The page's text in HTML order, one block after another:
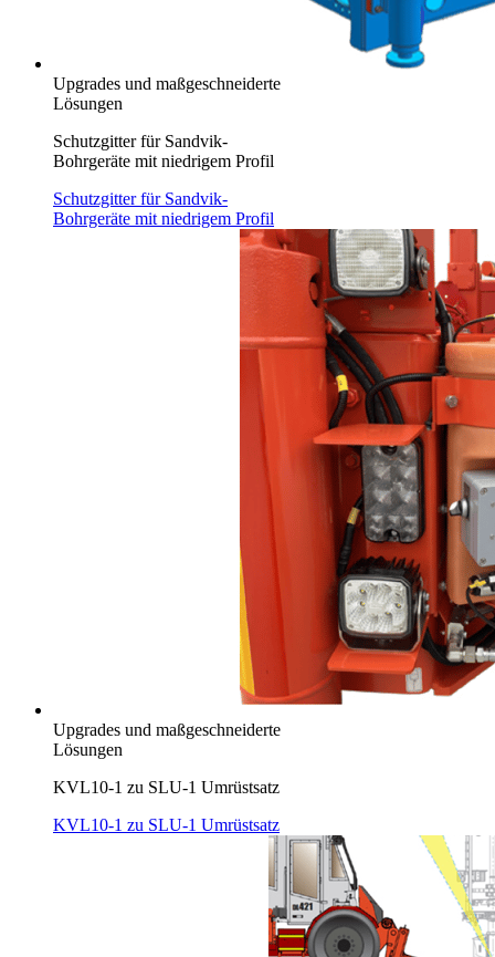
Upgrades und maßgeschneiderte
Lösungen
Schutzgitter für Sandvik-
Bohrgeräte mit niedrigem Profil
Schutzgitter für Sandvik-
Bohrgeräte mit niedrigem Profil
Upgrades und maßgeschneiderte
Lösungen
KVL10-1 zu SLU-1 Umrüstsatz
KVL10-1 zu SLU-1 Umrüstsatz